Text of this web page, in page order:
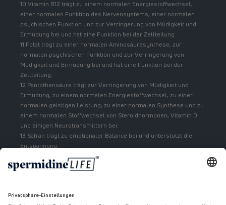
10 Vitamin B12 trägt zu einem normalen Energiestoffwechsel,
einer normalen Funktion des Nervensystems, einer normalen
psychischen Funktion und zur Verringerung von Müdigkeit und
Ermüdung bei und hat eine Funktion bei der Zellteilung.
11 Folat trägt zu einer normalen Aminosäuresynthese, zur
normalen psychischen Funktion und zur Verringerung von
Müdigkeit und Ermüdung bei und hat eine Funktion bei der
Zellteilung.
12 Pantothensäure trägt zur Verringerung von Müdigkeit und
Ermüdung, zu einem normalen Energiestoffwechsel, zu einer
normalen geistigen Leistung, zu einer normalen Synthese und zu
einem normalen Stoffwechsel von Steroidhormonen, Vitamin D
und einigen Neurotransmittern bei.
13 Safran trägt zu emotionaler Balance bei und unterstützt die
Entspannung.